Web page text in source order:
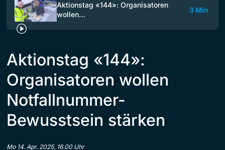
Aktionstag «144»: Organisatoren
wollen…
3 Min
Aktionstag «144»:
Organisatoren wollen
Notfallnummer-
Bewusstsein stärken
Mo 14. Apr. 2025, 16.00 Uhr